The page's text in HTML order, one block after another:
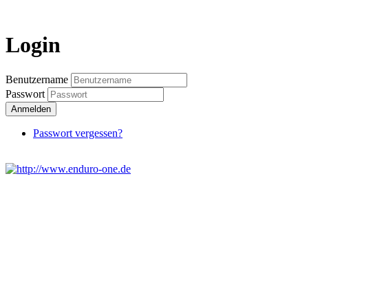
Login
Benutzername
Passwort
Anmelden
Passwort vergessen?